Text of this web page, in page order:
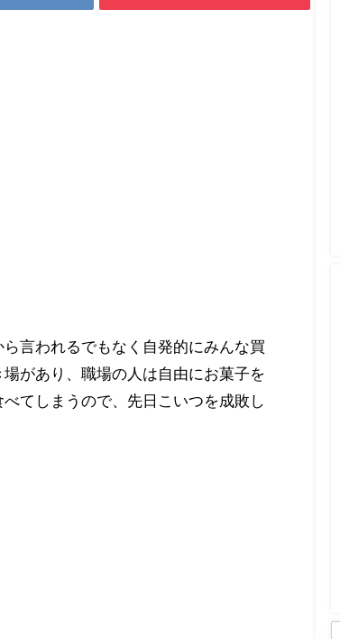
言われるでもなく自発的にみんな買
があり、職場の人は自由にお菓子を
てしまうので、先日こいつを成敗し